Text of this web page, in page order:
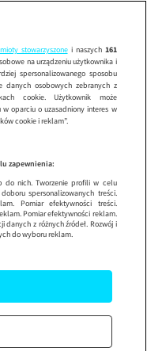
się szybszym
stowarzyszonei naszych 161
na urządzeniu użytkownika i
spersonalizowanego sposobu
danych osobowych zebranych z
cookie. Użytkownik może
oparciu o uzasadniony interes w
cookie i reklam”.
zapewnienia:
do nich. Tworzenie profili w celu
spersonalizowanych treści.
Pomiar efektywności treści.
Pomiar efektywności reklam.
z różnych źródeł. Rozwój i
do wyboru reklam.